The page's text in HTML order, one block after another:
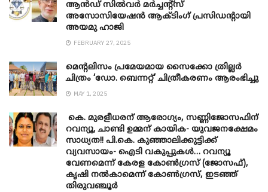
ആൻഡ് സിൽവർ മർച്ചന്റ്സ്
അസോസിയേഷൻ ആക്ടിംഗ് പ്രസിഡന്റായി
അയമു ഹാജി
FEBRUARY 27, 2025
മെന്‍റലിസം പ്രമേയമായ സൈക്കോ ത്രില്ലർ
ചിത്രം ‘ഡോ. ബെന്നറ്റ്’ ചിത്രീകരണം ആരംഭിച്ചു
MAY 1, 2025
കെ. മുരളീധരന് ആരോഗ്യം, സണ്ണിജോസഫിന്
റവന്യൂ, ചാണ്ടി ഉമ്മന് കായിക- യുവജനക്ഷേമം
സാധ്യത!! പി.കെ. കുഞ്ഞാലിക്കുട്ടിക്ക്
വ്യവസായം- ഐടി വകുപ്പുകൾ… റവന്യൂ
വേണമെന്ന് കേരള കോൺഗ്രസ് (ജോസഫ്),
കൃഷി നൽകാമെന്ന് കോൺഗ്രസ്, ഇടഞ്ഞ്
തിരുവഞ്ചൂർ